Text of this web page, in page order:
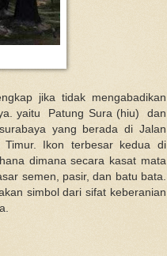
jika tidak mengabadikan
yaitu Patung Sura (hiu) dan
yang berada di Jalan
Ikon terbesar kedua di
dimana secara kasat mata
semen, pasir, dan batu bata.
simbol dari sifat keberanian